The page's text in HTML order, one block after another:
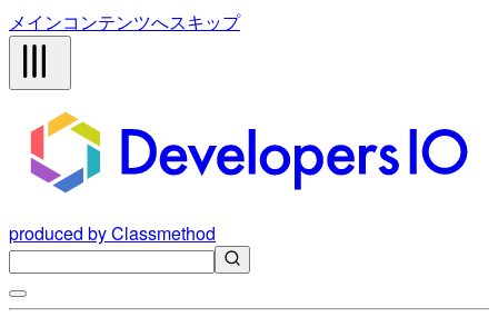
メインコンテンツへスキップ
produced by Classmethod